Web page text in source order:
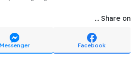
Share on ...
Facebook
Messenger